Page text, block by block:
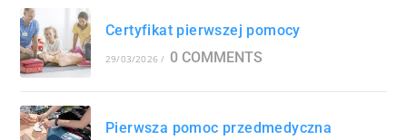
Certyfikat pierwszej pomocy
29/03/2026 / 0 COMMENTS
Pierwsza pomoc przedmedyczna